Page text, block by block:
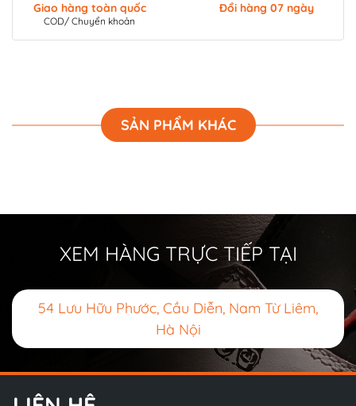
Giao hàng toàn quốc
COD/ Chuyển khoản
Đổi hàng 07 ngày
SẢN PHẨM KHÁC
XEM HÀNG TRỰC TIẾP TẠI
54 Lưu Hữu Phước, Cầu Diễn, Nam Từ Liêm,
Hà Nội